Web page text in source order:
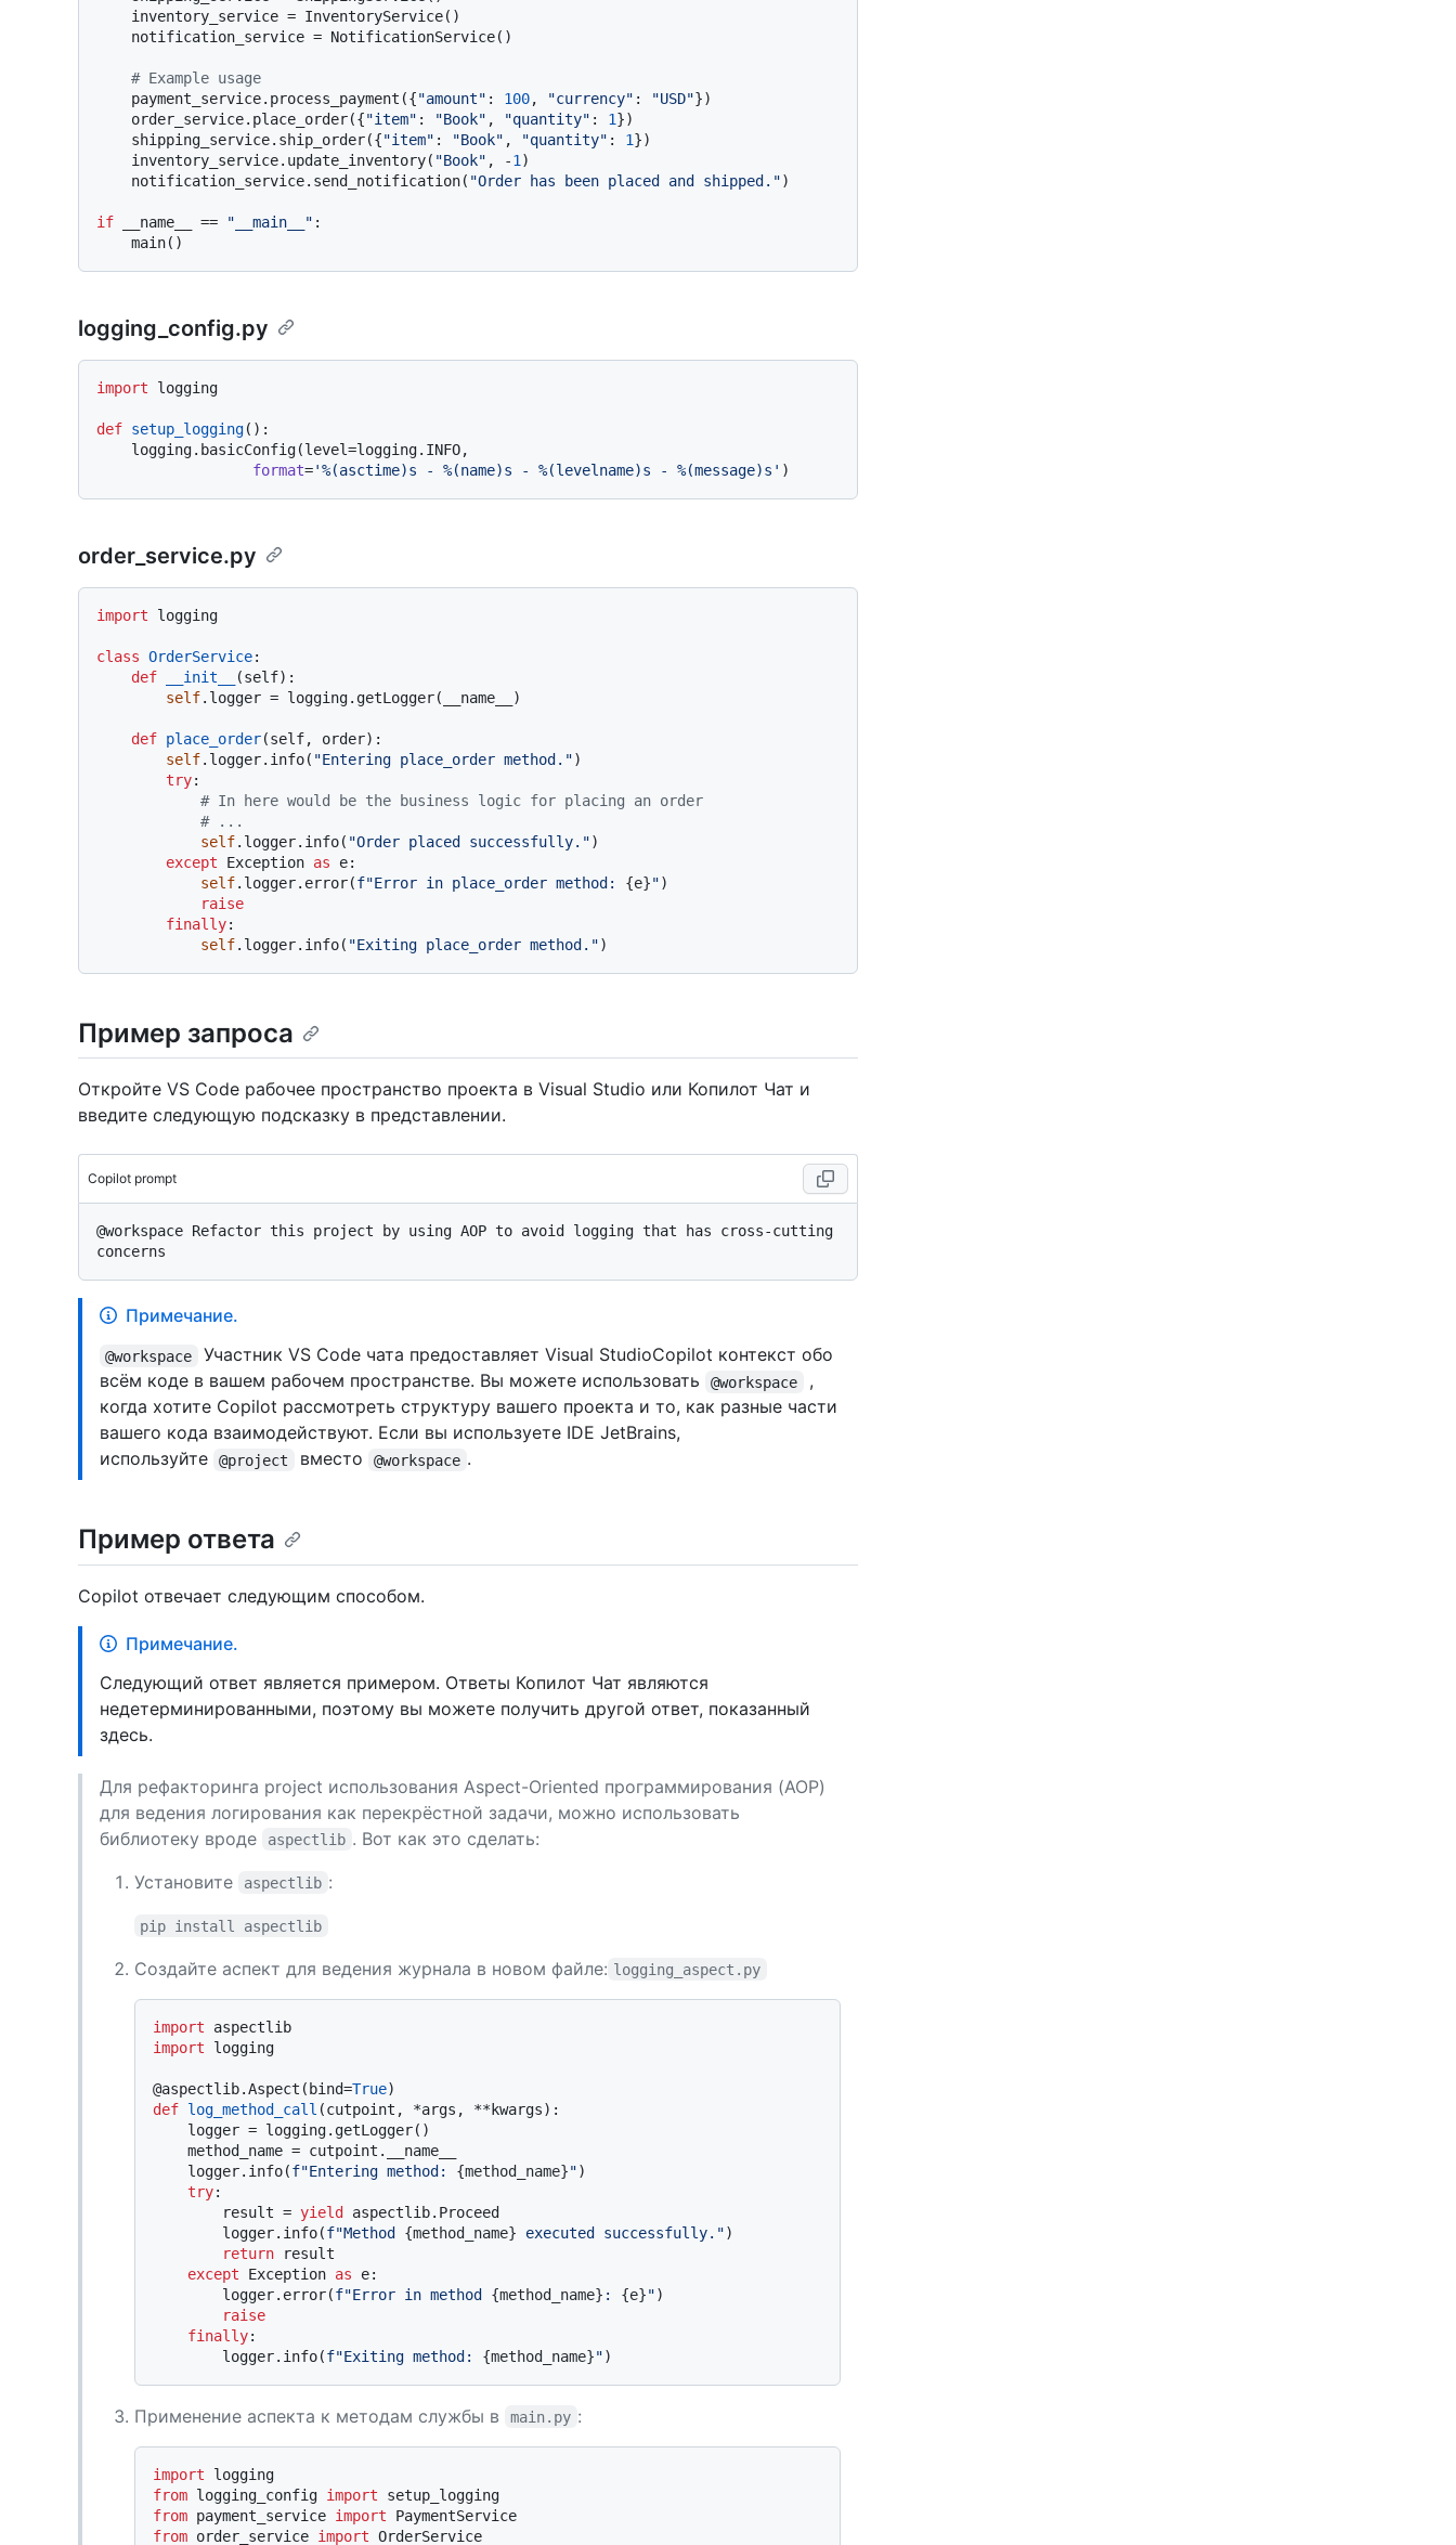
# Example usage
    payment_service.process_payment({
"amount" : 100, "currency" : "USD"})
    order_service.place_order({
"item" : "Book" , "quantity" : 1})
    shipping_service.ship_order({
"item" : "Book" , "quantity" : 1})
    inventory_service.update_inventory(
"Book" , -1 )
    notification_service.send_notification(
"Order has been placed and shipped.")
if __name__ == "__main__" :
logging_config.py
import logging
def setup_logging():
format='%(asctime)s - %(name)s - %(levelname)s - %(message)s'
order_service.py
import logging
class OrderService:
def
__init__ (self):
self.logger = logging.getLogger(__name__)
def place_order(self, order):
self.logger.info( "Entering place_order method.")
try:
# In here would be the business logic for placing an order
# ...
self.logger.info( "Order placed successfully.")
except Exception as e:
self.logger.error(f"Error in place_order method: {e}")
raise
finally:
self.logger.info( "Exiting place_order method."
Пример запроса
Откройте VS Code рабочее пространство проекта в Visual Studio или Копилот Чат и
введите следующую подсказку в представлении.
Copilot prompt
@workspace Refactor this project by using AOP to avoid logging that has cross-cutting
Примечание.
@workspace
Участник VS Code чата предоставляет Visual StudioCopilot контекст обо
всём коде в вашем рабочем пространстве. Вы можете использовать
@workspace
,
когда хотите Copilot рассмотреть структуру вашего проекта и то, как разные части
вашего кода взаимодействуют. Если вы используете IDE JetBrains,
используйте
@project вместо @workspace .
Пример ответа
Copilot отвечает следующим способом.
Примечание.
Следующий ответ является примером. Ответы Копилот Чат являются
недетерминированными, поэтому вы можете получить другой ответ, показанный
здесь.
Для рефакторинга project использования Aspect-Oriented программирования (AOP)
для ведения логирования как перекрёстной задачи, можно использовать
библиотеку вроде
aspectlib . Вот как это сделать:
Установите
aspectlib :
pip install aspectlib
Создайте аспект для ведения журнала в новом файле: logging_aspect.py
import
import logging
@aspectlib.Aspect(bind=True)
def log_method_call (cutpoint, *args, **kwargs):
    logger.info(
f"Entering method: {method_name}")
try:
        result =
yield aspectlib.Proceed
        logger.info(
f"Method {method_name} executed successfully.")
return result
except Exception as e:
        logger.error(
f"Error in method {method_name} : {e}")
raise
finally:
        logger.info(
f"Exiting method: {method_name}"
Применение аспекта к методам службы в main.py :
import
from logging_config import
from payment_service import
from order_service import